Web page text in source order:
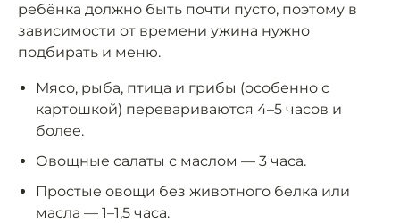
ребёнка должно быть почти пусто, поэтому в
зависимости от времени ужина нужно
подбирать и меню.
Мясо, рыба, птица и грибы (особенно с
картошкой) перевариваются 4–5 часов и
более.
Овощные салаты с маслом — 3 часа.
Простые овощи без животного белка или
масла — 1–1,5 часа.